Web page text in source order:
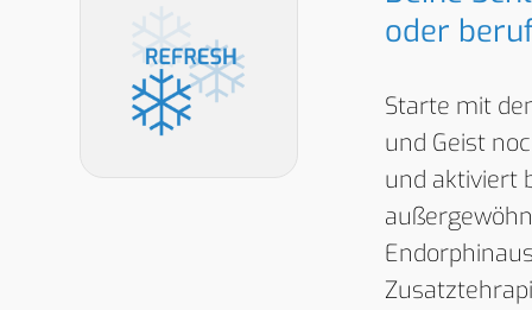
oder
Starte mit
und Geist
und aktiviert